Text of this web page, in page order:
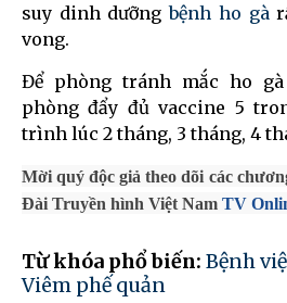
suy dinh dưỡngbệnh ho gà
vong.
Để phòng tránh mắc ho
phòng đẩy đủ vaccine 5
trình lúc 2 tháng, 3 tháng, 4
Mời quý độc giả theo dõi các
Đài Truyền hình Việt Nam TV
Từ khóa phổ biến: Bệnh
Viêm phế quản